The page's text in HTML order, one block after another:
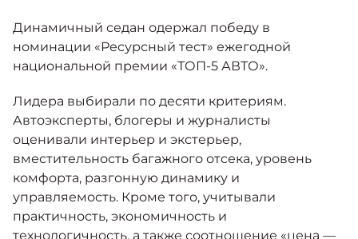
Яркий динамичный седан
от 2 237 000 ₽*
Москвич 3 с ручным
управлением (РУ)
Кроссовер, создающий равные
возможности
от 2 069 000 ₽*
Москвич 8
Кредитные программы
Спецпредложения
Калькулятор трейд-ин
Страховые программы
Моторное масло
СЕРВИСНЫЕ АКЦИИ
АКСЕССУАРЫ
КОНТАКТЫ
Динамичный седан одержал победу в
номинации «Ресурсный тест» ежегодной
национальной премии «ТОП-5 АВТО».
Лидера выбирали по десяти критериям.
Автоэксперты, блогеры и журналисты
оценивали интерьер и экстерьер,
вместительность багажного отсека, уровень
комфорта, разгонную динамику и
управляемость. Кроме того, учитывали
практичность, экономичность и
технологичность, а также соотношение «цена —